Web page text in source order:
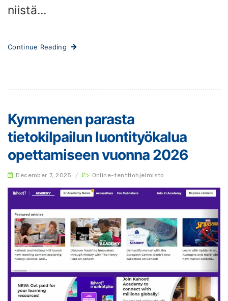
niistä...
Continue Reading
Kymmenen parasta
tietokilpailun luontityökalua
opettamiseen vuonna 2026
December 7, 2025 / Online-tenttiohjelmisto